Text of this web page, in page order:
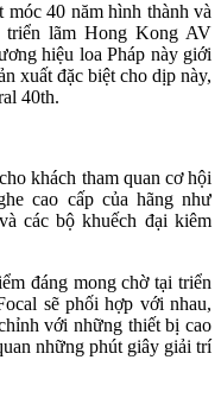
móc 40 năm hình thành và
triển lãm Hong Kong AV
hiệu loa Pháp này giới
xuất đặc biệt cho dịp này,
40th.
khách tham quan cơ hội
cao cấp của hãng như
các bộ khuếch đại kiêm
đáng mong chờ tại triển
sẽ phối hợp với nhau,
với những thiết bị cao
những phút giây giải trí